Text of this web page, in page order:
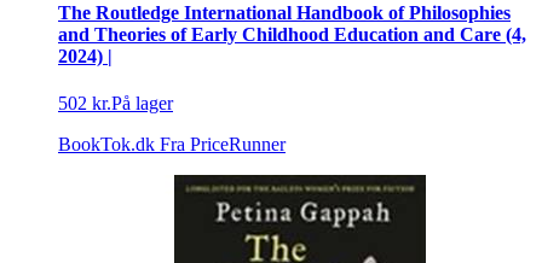
The Routledge International Handbook of Philosophies
and Theories of Early Childhood Education and Care (4,
2024) |
502 kr.På lager
BookTok.dk Fra PriceRunner